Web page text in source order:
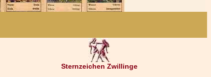
Sternzeichen Zwillinge